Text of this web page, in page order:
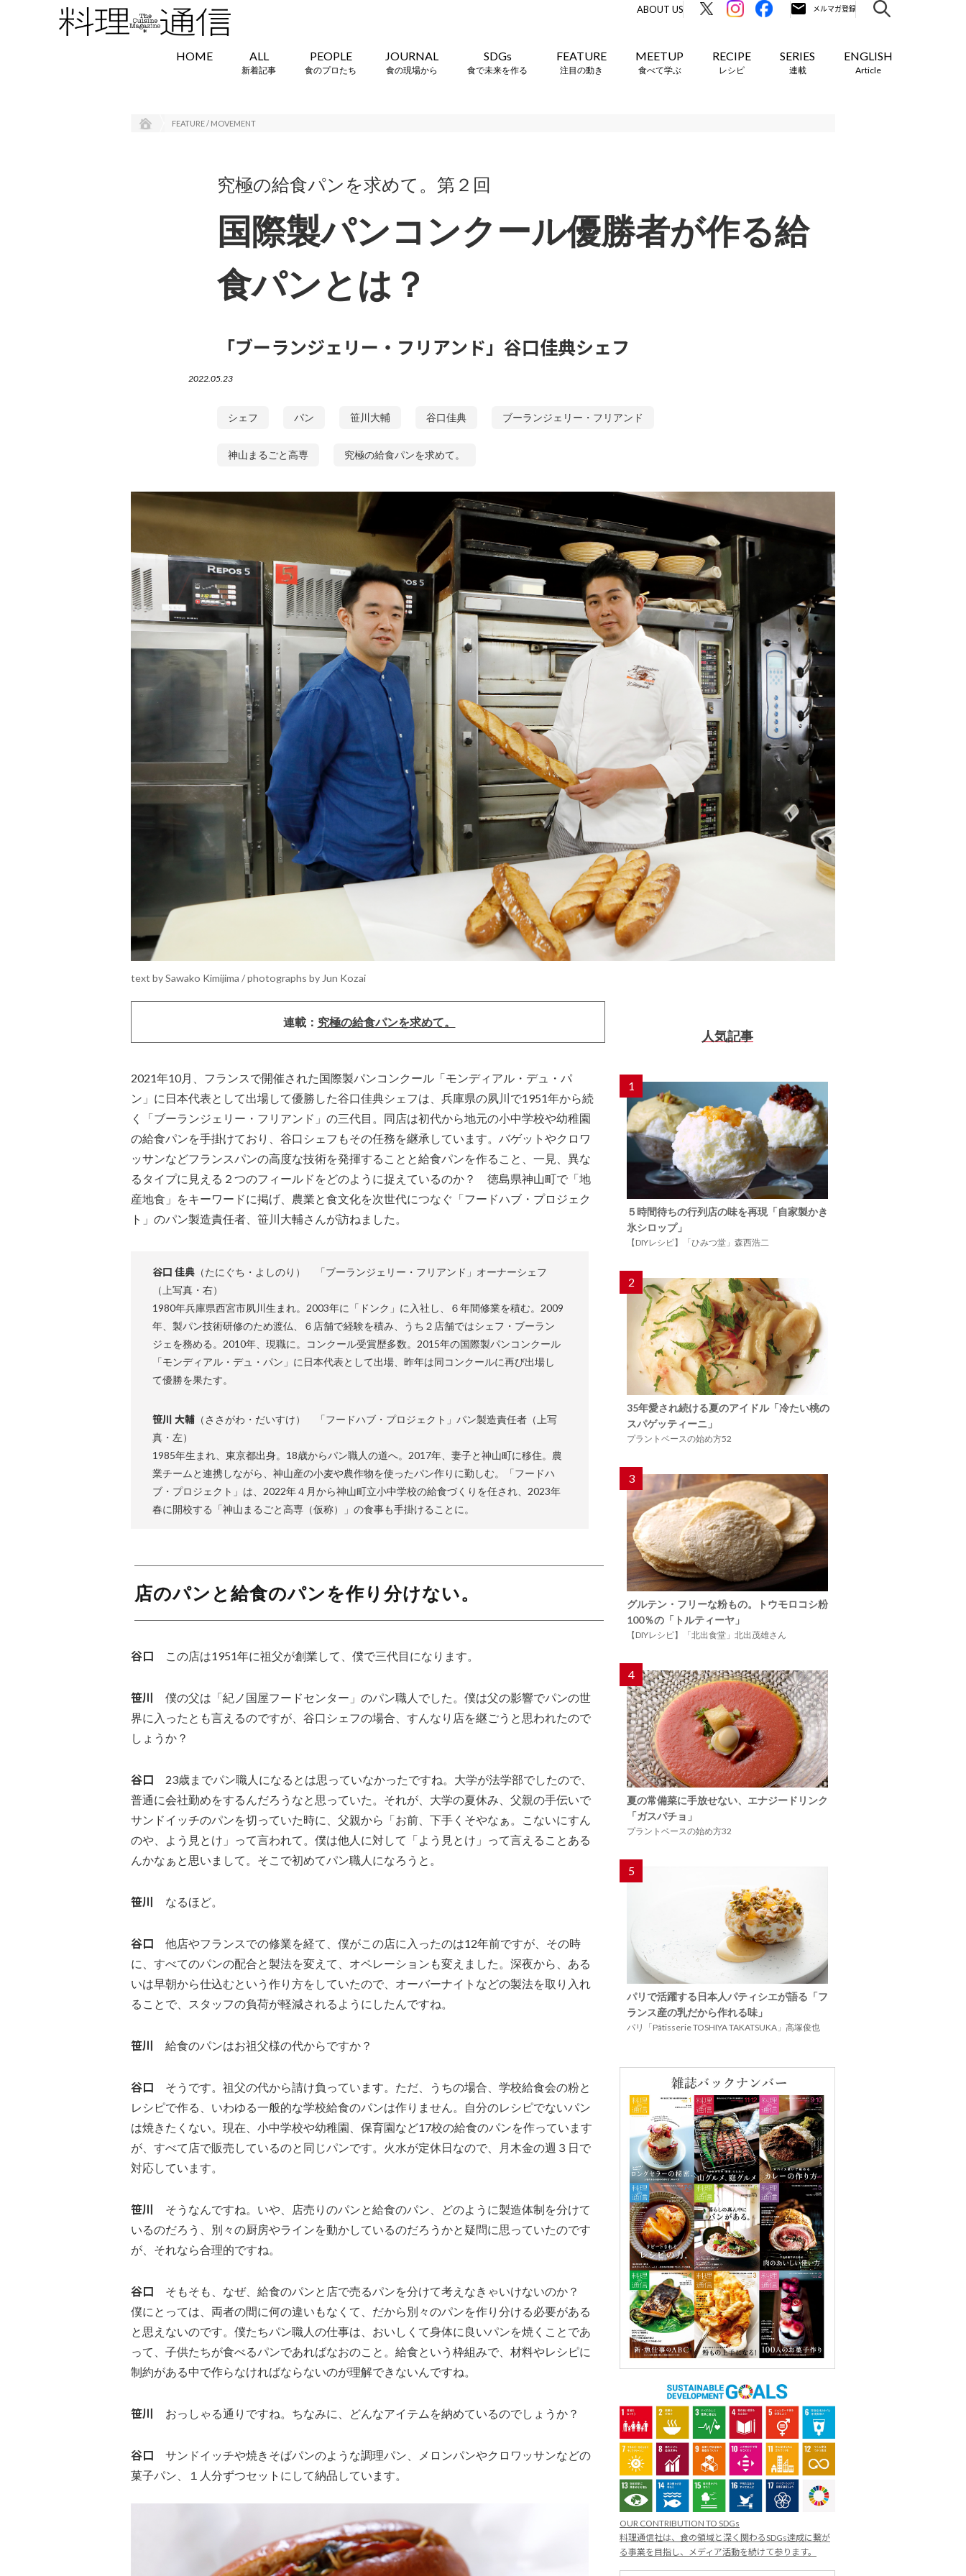
ABOUT US
HOME ALL
新着記事
PEOPLE
食のプロたち
JOURNAL
食の現場から
SDGs
食で未来を作る
FEATURE
注目の動き
MEETUP
食べて学ぶ
RECIPE
レシピ
SERIES
連載
ENGLISH
Article
FEATURE / MOVEMENT
究極の給食パンを求めて。第２回
国際製パンコンクール優勝者が作る給
食パンとは？
「ブーランジェリー・フリアンド」谷口佳典シェフ
2022.05.23
シェフ パン 笹川大輔 谷口佳典 ブーランジェリー・フリアンド
神山まるごと高専 究極の給食パンを求めて。
text by Sawako Kimijima / photographs by Jun Kozai
連載： 究極の給食パンを求めて。
2021年10月、フランスで開催された国際製パンコンクール「モンディアル・デュ・パ
ン」に日本代表として出場して優勝した谷口佳典シェフは、兵庫県の夙川で1951年から続
く「ブーランジェリー・フリアンド」の三代目。同店は初代から地元の小中学校や幼稚園
の給食パンを手掛けており、谷口シェフもその任務を継承しています。バゲットやクロワ
ッサンなどフランスパンの高度な技術を発揮することと給食パンを作ること、一見、異な
るタイプに見える２つのフィールドをどのように捉えているのか？ 徳島県神山町で「地
産地食」をキーワードに掲げ、農業と食文化を次世代につなぐ「フードハブ・プロジェク
ト」のパン製造責任者、笹川大輔さんが訪ねました。
谷口 佳典 （たにぐち・よしのり） 「ブーランジェリー・フリアンド」オーナーシェフ
（上写真・右）
1980年兵庫県西宮市夙川生まれ。2003年に「ドンク」に入社し、６年間修業を積む。2009
年、製パン技術研修のため渡仏、６店舗で経験を積み、うち２店舗ではシェフ・ブーラン
ジェを務める。2010年、現職に。コンクール受賞歴多数。2015年の国際製パンコンクール
「モンディアル・デュ・パン」に日本代表として出場、昨年は同コンクールに再び出場し
て優勝を果たす。
笹川 大輔 （ささがわ・だいすけ） 「フードハブ・プロジェクト」パン製造責任者（上写
真・左）
1985年生まれ、東京都出身。18歳からパン職人の道へ。2017年、妻子と神山町に移住。農
業チームと連携しながら、神山産の小麦や農作物を使ったパン作りに勤しむ。「フードハ
ブ・プロジェクト」は、2022年４月から神山町立小中学校の給食づくりを任され、2023年
春に開校する「神山まるごと高専（仮称）」の食事も手掛けることに。
店のパンと給食のパンを作り分けない。
谷口 この店は1951年に祖父が創業して、僕で三代目になります。
笹川
僕の父は「紀ノ国屋フードセンター」のパン職人でした。僕は父の影響でパンの世
界に入ったとも言えるのですが、谷口シェフの場合、すんなり店を継ごうと思われたので
しょうか？
谷口 23歳までパン職人になるとは思っていなかったですね。大学が法学部でしたので、
普通に会社勤めをするんだろうなと思っていた。それが、大学の夏休み、父親の手伝いで
サンドイッチのパンを切っていた時に、父親から「お前、下手くそやなぁ。こないにすん
のや、よう見とけ」って言われて。僕は他人に対して「よう見とけ」って言えることある
んかなぁと思いまして。そこで初めてパン職人になろうと。
笹川 なるほど。
谷口 他店やフランスでの修業を経て、僕がこの店に入ったのは12年前ですが、その時
に、すべてのパンの配合と製法を変えて、オペレーションも変えました。深夜から、ある
いは早朝から仕込むという作り方をしていたので、オーバーナイトなどの製法を取り入れ
ることで、スタッフの負荷が軽減されるようにしたんですね。
笹川 給食のパンはお祖父様の代からですか？
谷口 そうです。祖父の代から請け負っています。ただ、うちの場合、学校給食会の粉と
レシピで作る、いわゆる一般的な学校給食のパンは作りません。自分のレシピでないパン
は焼きたくない。現在、小中学校や幼稚園、保育園など17校の給食のパンを作っています
が、すべて店で販売しているのと同じパンです。火水が定休日なので、月木金の週３日で
対応しています。
笹川
そうなんですね。いや、店売りのパンと給食のパン、どのように製造体制を分けて
いるのだろう、別々の厨房やラインを動かしているのだろうかと疑問に思っていたのです
が、それなら合理的ですね。
谷口 そもそも、なぜ、給食のパンと店で売るパンを分けて考えなきゃいけないのか？
僕にとっては、両者の間に何の違いもなくて、だから別々のパンを作り分ける必要がある
と思えないのです。僕たちパン職人の仕事は、おいしくて身体に良いパンを焼くことであ
って、子供たちが食べるパンであればなおのこと。給食という枠組みで、材料やレシピに
制約がある中で作らなければならないのが理解できないんですね。
笹川 おっしゃる通りですね。ちなみに、どんなアイテムを納めているのでしょうか？
谷口 サンドイッチや焼きそばパンのような調理パン、メロンパンやクロワッサンなどの
菓子パン、１人分ずつセットにして納品しています。
人気記事
1
５時間待ちの行列店の味を再現「自家製かき
氷シロップ」
【DIYレシピ】「ひみつ堂」森西浩二
2
35年愛され続ける夏のアイドル「冷たい桃の
スパゲッティーニ」
プラントベースの始め方52
3
グルテン・フリーな粉もの。トウモロコシ粉
100％の「トルティーヤ」
【DIYレシピ】「北出食堂」北出茂雄さん
4
夏の常備菜に手放せない、エナジードリンク
「ガスパチョ」
プラントベースの始め方32
5
パリで活躍する日本人パティシエが語る「フ
ランス産の乳だから作れる味」
パリ「Pâtisserie TOSHIYA TAKATSUKA」高塚俊也
OUR CONTRIBUTION TO SDGs
料理通信社は、食の領域と深く関わるSDGs達成に繋が
る事業を目指し、メディア活動を続けて参ります。